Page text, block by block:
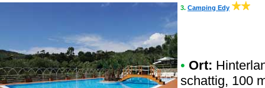
3. Camping Edy
• Ort:
schattig, 100